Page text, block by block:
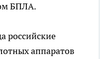
БПЛА.
российские
аппаратов